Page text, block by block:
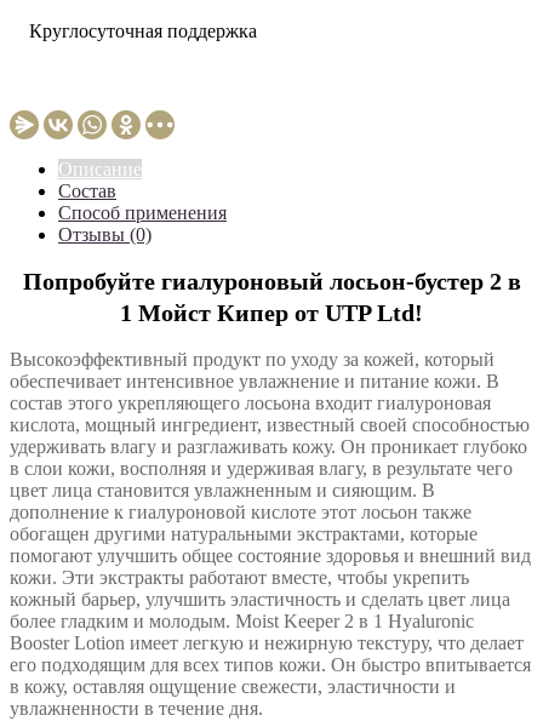
Круглосуточная поддержка
Описание
Состав
Способ применения
Отзывы (0)
Попробуйте гиалуроновый лосьон-бустер 2 в
1 Мойст Кипер от UTP Ltd!
Высокоэффективный продукт по уходу за кожей, который
обеспечивает интенсивное увлажнение и питание кожи. В
состав этого укрепляющего лосьона входит гиалуроновая
кислота, мощный ингредиент, известный своей способностью
удерживать влагу и разглаживать кожу. Он проникает глубоко
в слои кожи, восполняя и удерживая влагу, в результате чего
цвет лица становится увлажненным и сияющим. В
дополнение к гиалуроновой кислоте этот лосьон также
обогащен другими натуральными экстрактами, которые
помогают улучшить общее состояние здоровья и внешний вид
кожи. Эти экстракты работают вместе, чтобы укрепить
кожный барьер, улучшить эластичность и сделать цвет лица
более гладким и молодым. Moist Keeper 2 в 1 Hyaluronic
Booster Lotion имеет легкую и нежирную текстуру, что делает
его подходящим для всех типов кожи. Он быстро впитывается
в кожу, оставляя ощущение свежести, эластичности и
увлажненности в течение дня.